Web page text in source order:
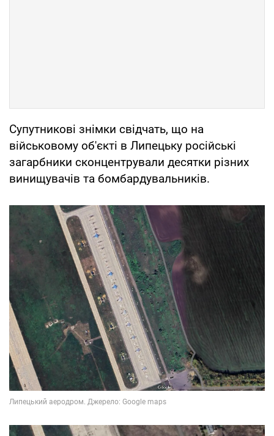
Супутникові знімки свідчать, що на
військовому об'єкті в Липецьку російські
загарбники сконцентрували десятки різних
винищувачів та бомбардувальників.